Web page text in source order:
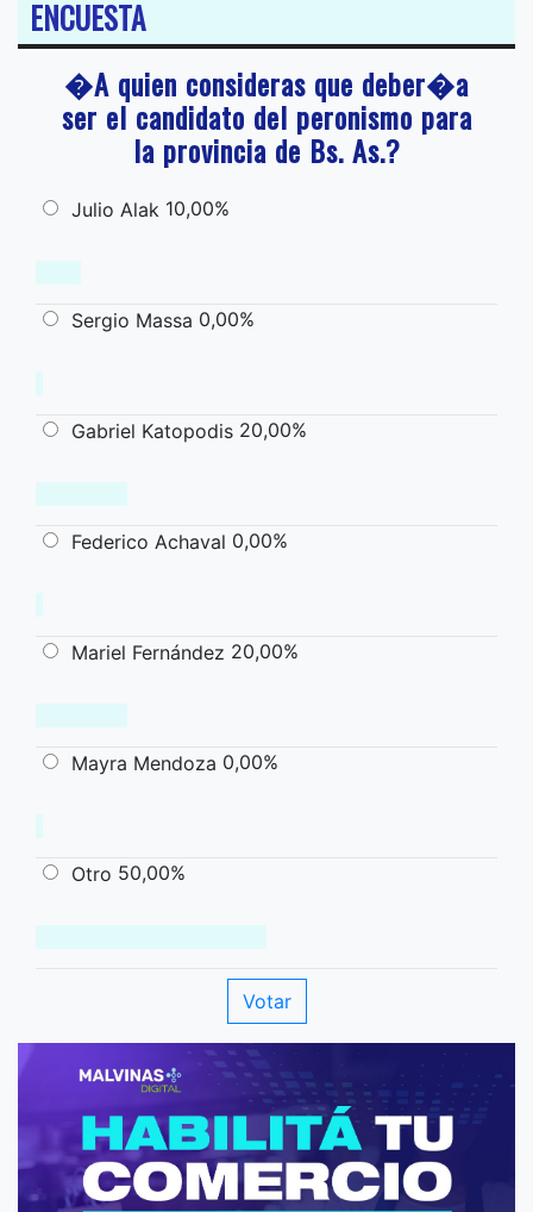
ENCUESTA
�A quien consideras que deber�a
ser el candidato del peronismo para
la provincia de Bs. As.?
Julio Alak 10,00%
Sergio Massa 0,00%
Gabriel Katopodis 20,00%
Federico Achaval 0,00%
Mariel Fernández 20,00%
Mayra Mendoza 0,00%
Otro 50,00%